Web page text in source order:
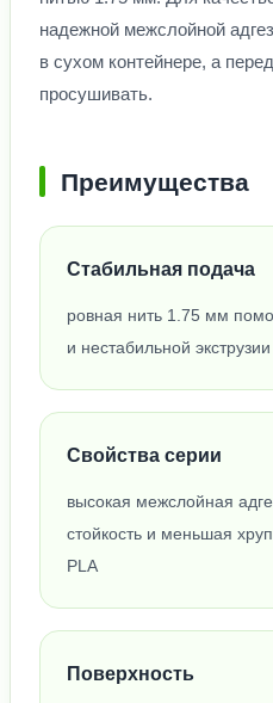
надежной межслойной
в сухом контейнере, а
просушивать.
Преимущества
Стабильная подача
ровная нить 1.75 мм
и нестабильной экструзии
Свойства серии
высокая межслойная
стойкость и меньшая
PLA
Поверхность